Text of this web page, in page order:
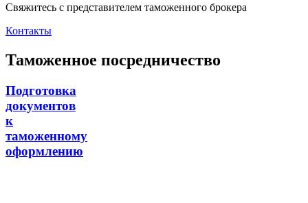
Свяжитесь с представителем таможенного брокера
Контакты
Таможенное посредничество
Подготовка
документов
к
таможенному
оформлению